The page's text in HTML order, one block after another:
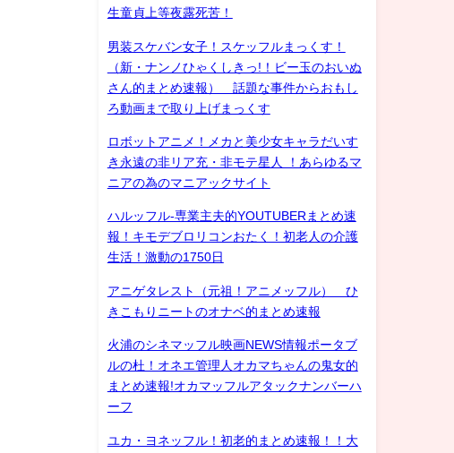
生童貞上等夜露死苦！
男装スケバン女子！スケッフルまっくす！
（新・ナンノひゃくしきっ!！ビー玉のおいぬ
さん的まとめ速報） 話題な事件からおもし
ろ動画まで取り上げまっくす
ロボットアニメ！メカと美少女キャラだいす
き永遠の非リア充・非モテ星人 ！あらゆるマ
ニアの為のマニアックサイト
ハルッフル-専業主夫的YOUTUBERまとめ速
報！キモデブロリコンおたく！初老人の介護
生活！激動の1750日
アニゲタレスト（元祖！アニメッフル） ひ
きこもりニートのオナベ的まとめ速報
火浦のシネマッフル映画NEWS情報ポータブ
ルの杜！オネエ管理人オカマちゃんの鬼女的
まとめ速報!オカマッフルアタックナンバーハ
ーフ
ユカ・ヨネッフル！初老的まとめ速報！！大